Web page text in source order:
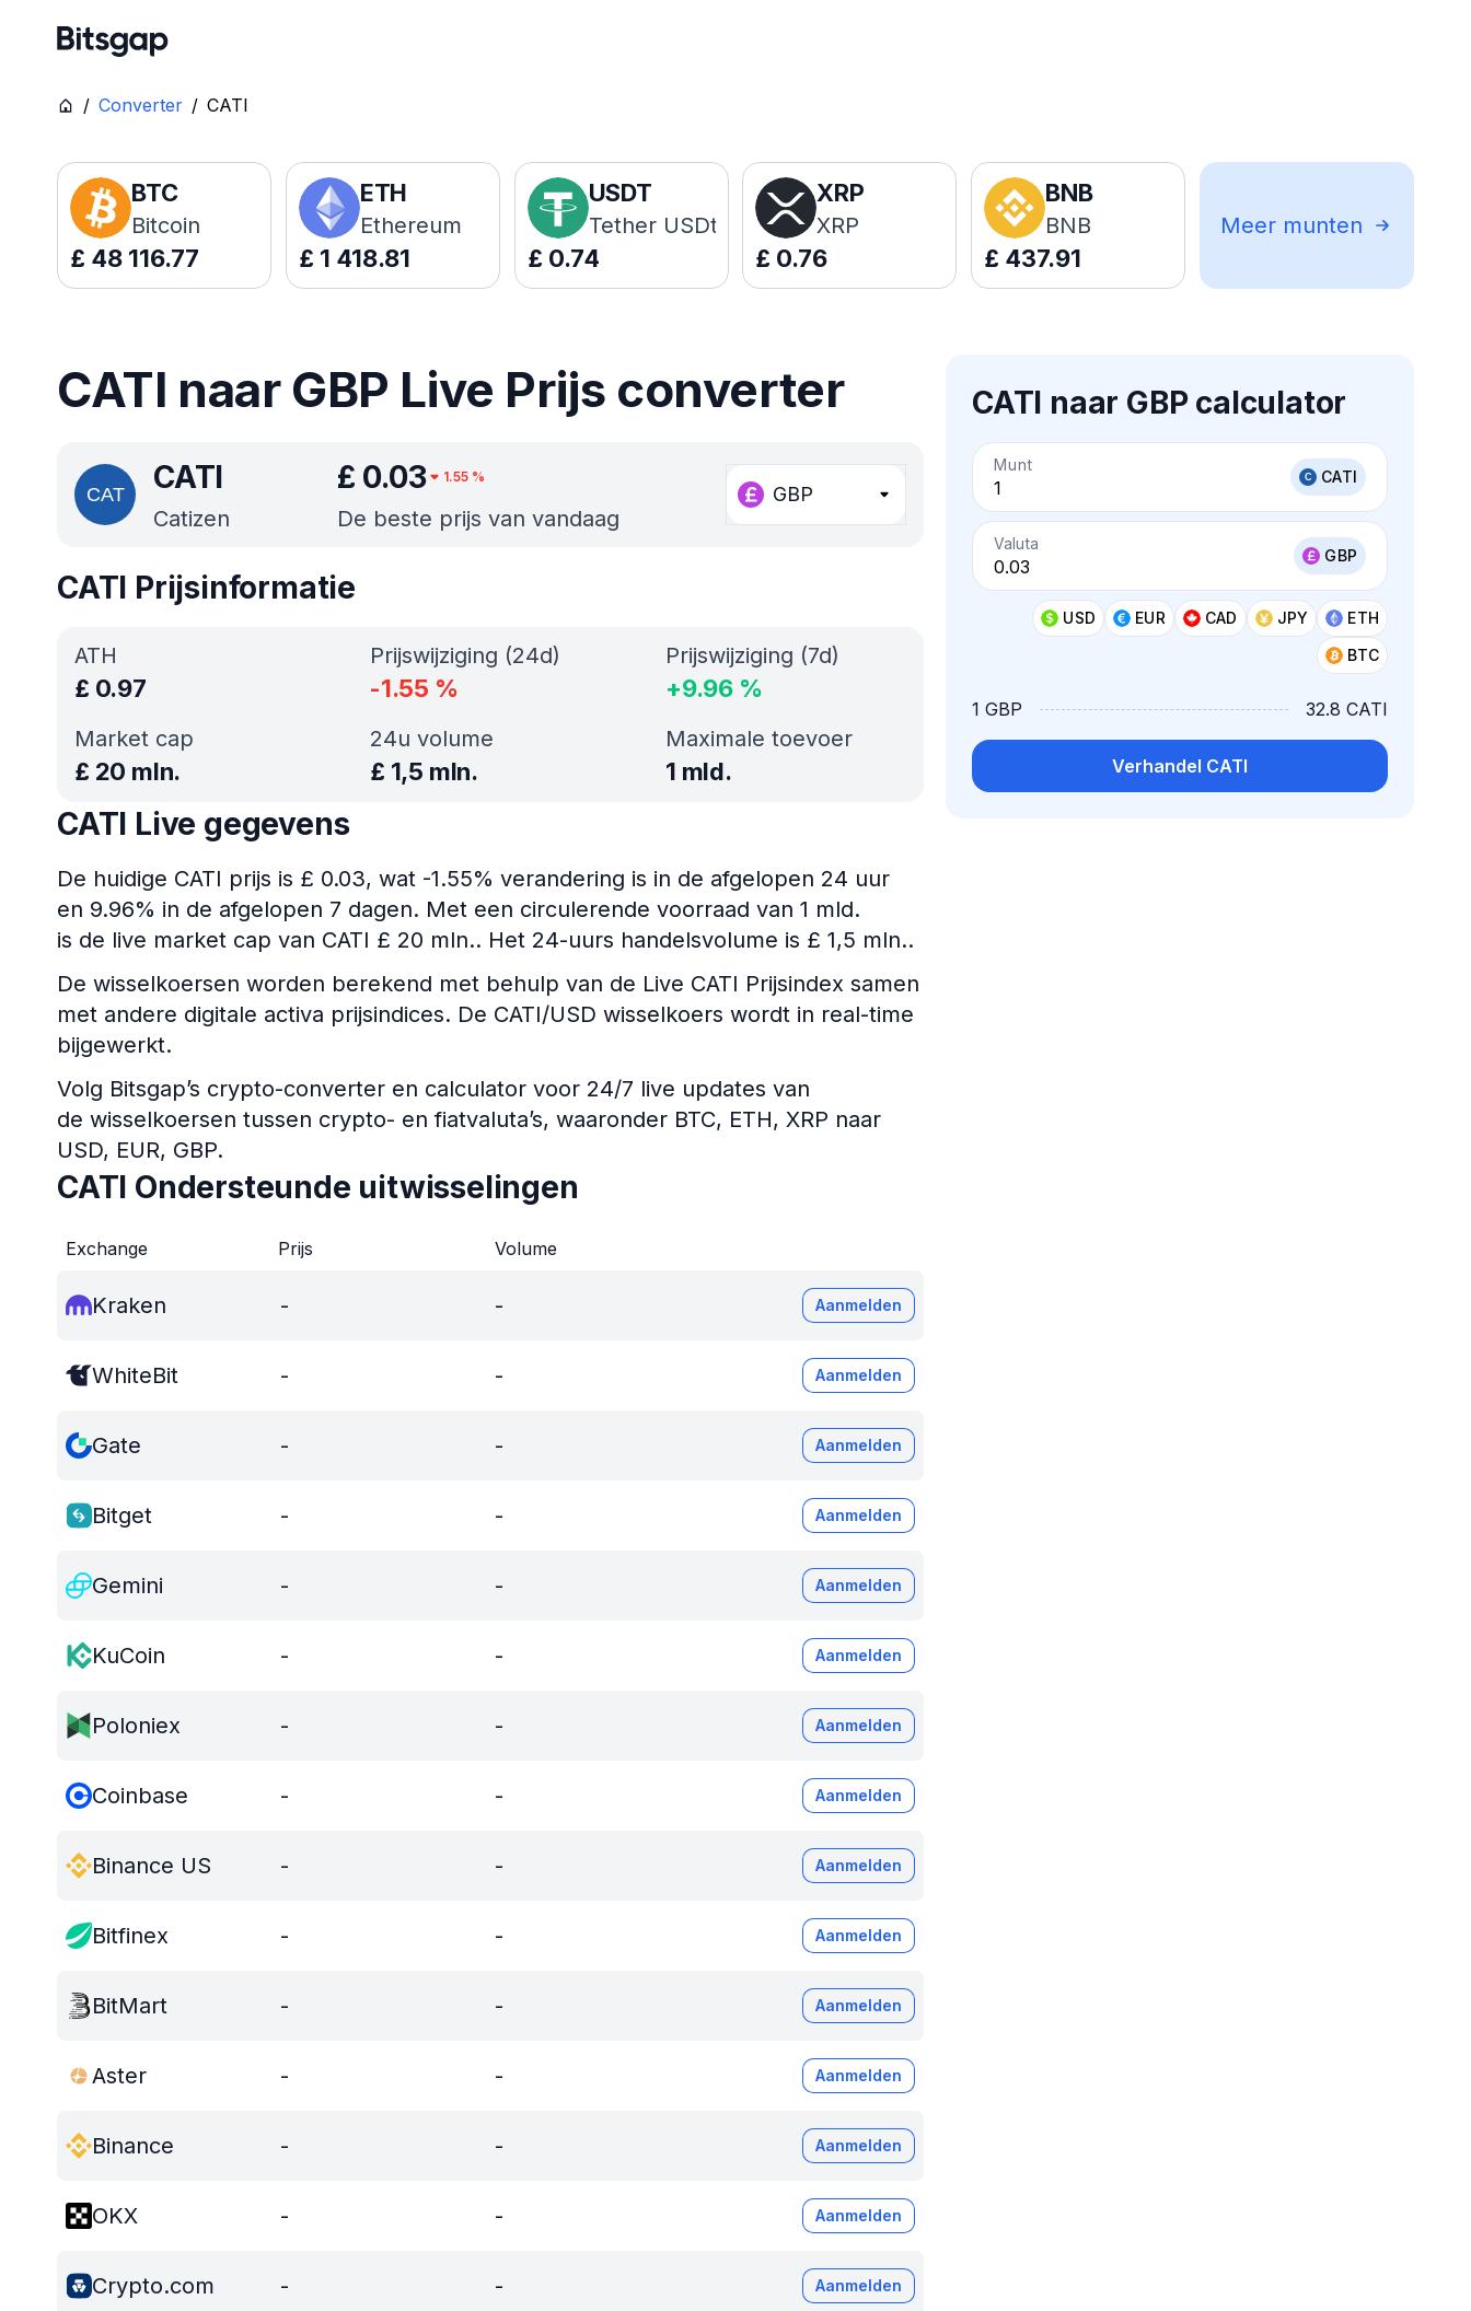
/ Converter / CATI
BTC
Bitcoin
£ 48 116.77
ETH
Ethereum
£ 1 418.81
USDT
Tether USDt
£ 0.74
XRP
XRP
£ 0.76
BNB
BNB
£ 437.91
Meer munten
CATI naar GBP Live Prijs converter
CATI
Catizen
£ 0.03 1.55 %
De beste prijs van vandaag
GBP
CATI naar GBP calculator
Munt
CATI
Valuta
GBP
USD EUR CAD JPY
ETH
BTC
1 GBP 32.8 CATI
Verhandel CATI
CATI Prijsinformatie
ATH
£ 0.97
Market cap
£ 20 mln.
Prijswijziging (24d)
-1.55 %
Prijswijziging (7d)
+9.96 %
24u volume
£ 1,5 mln.
Maximale toevoer
1 mld.
CATI Live gegevens
De huidige CATI prijs is £ 0.03, wat -1.55% verandering is in de afgelopen 24 uur
en 9.96% in de afgelopen 7 dagen. Met een circulerende voorraad van 1 mld.
is de live market cap van CATI £ 20 mln.. Het 24-uurs handelsvolume is £ 1,5 mln..
De wisselkoersen worden berekend met behulp van de Live CATI Prijsindex samen
met andere digitale activa prijsindices. De CATI/USD wisselkoers wordt in real-time
bijgewerkt.
Volg Bitsgap’s crypto-converter en calculator voor 24/7 live updates van
de wisselkoersen tussen crypto- en fiatvaluta’s, waaronder BTC, ETH, XRP naar
USD, EUR, GBP.
CATI Ondersteunde uitwisselingen
Exchange Prijs Volume
Kraken - - Aanmelden
WhiteBit - - Aanmelden
Gate - - Aanmelden
Bitget - - Aanmelden
Gemini - - Aanmelden
KuCoin - - Aanmelden
Poloniex - - Aanmelden
Coinbase - - Aanmelden
Binance US - - Aanmelden
Bitfinex - - Aanmelden
BitMart - - Aanmelden
Aster - - Aanmelden
Binance - - Aanmelden
OKX - - Aanmelden
Crypto.com - - Aanmelden